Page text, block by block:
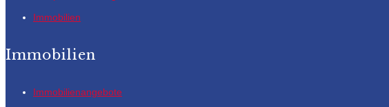
Immobilien
Immobilien
Immobilienangebote